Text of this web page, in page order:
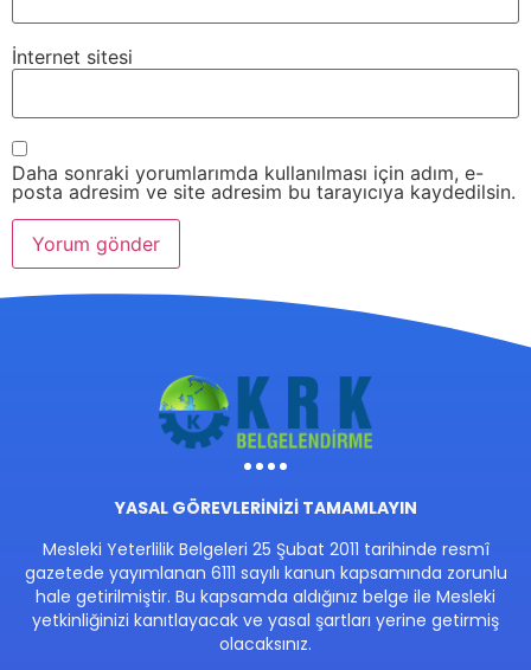
İnternet sitesi
Daha sonraki yorumlarımda kullanılması için adım, e-
posta adresim ve site adresim bu tarayıcıya kaydedilsin.
YASAL GÖREVLERİNİZİ TAMAMLAYIN
Mesleki Yeterlilik Belgeleri 25 Şubat 2011 tarihinde resmî
gazetede yayımlanan 6111 sayılı kanun kapsamında zorunlu
hale getirilmiştir. Bu kapsamda aldığınız belge ile Mesleki
yetkinliğinizi kanıtlayacak ve yasal şartları yerine getirmiş
olacaksınız.